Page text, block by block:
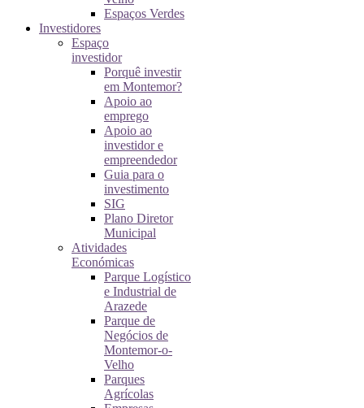
Espaços Verdes
Investidores
Espaço
investidor
Porquê investir
em Montemor?
Apoio ao
emprego
Apoio ao
investidor e
empreendedor
Guia para o
investimento
SIG
Plano Diretor
Municipal
Atividades
Económicas
Parque Logístico
e Industrial de
Arazede
Parque de
Negócios de
Montemor-o-
Velho
Parques
Agrícolas